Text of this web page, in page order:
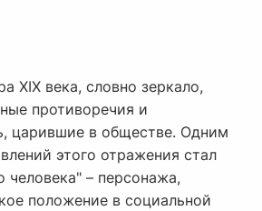
XIX века, словно зеркало,
противоречия и
царившие в обществе. Одним
этого отражения стал
человека" – персонажа,
положение в социальной